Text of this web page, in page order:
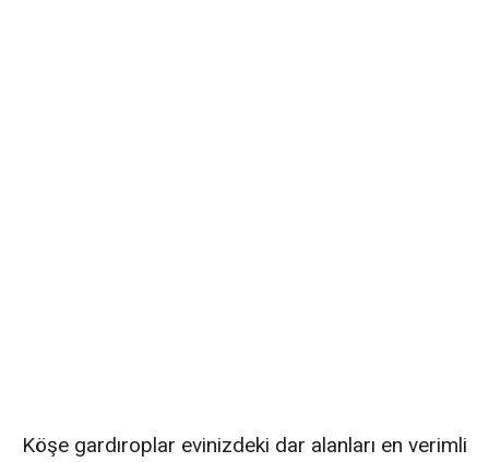
Köşe gardıroplar evinizdeki dar alanları en verimli